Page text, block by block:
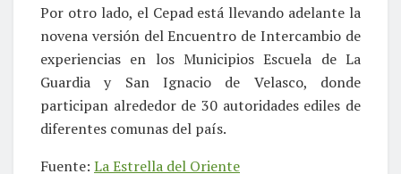
Por otro lado, el Cepad está llevando adelante la
novena versión del Encuentro de Intercambio de
experiencias en los Municipios Escuela de La
Guardia y San Ignacio de Velasco, donde
participan alrededor de 30 autoridades ediles de
diferentes comunas del país.
Fuente: La Estrella del Oriente